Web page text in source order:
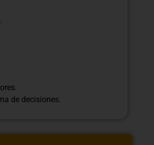
de decisiones.